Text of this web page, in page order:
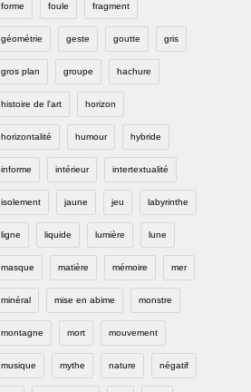
forme foule fragment
géométrie geste goutte gris
gros plan groupe hachure
histoire de l'art horizon
horizontalité humour hybride
informe intérieur intertextualité
isolement jaune jeu labyrinthe
ligne liquide lumière lune
masque matière mémoire mer
minéral mise en abime monstre
montagne mort mouvement
musique mythe nature négatif